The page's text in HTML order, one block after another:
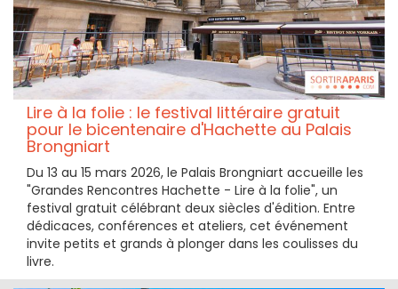
Lire à la folie : le festival littéraire gratuit
pour le bicentenaire d'Hachette au Palais
Brongniart
Du 13 au 15 mars 2026, le Palais Brongniart accueille les
"Grandes Rencontres Hachette - Lire à la folie", un
festival gratuit célébrant deux siècles d'édition. Entre
dédicaces, conférences et ateliers, cet événement
invite petits et grands à plonger dans les coulisses du
livre.